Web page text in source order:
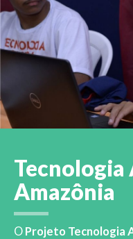
Tecnologia
Amazônia
O Projeto Tecnologia